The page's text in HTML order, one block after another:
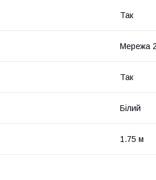
Так
Мережа
Так
Білий
1.75 м